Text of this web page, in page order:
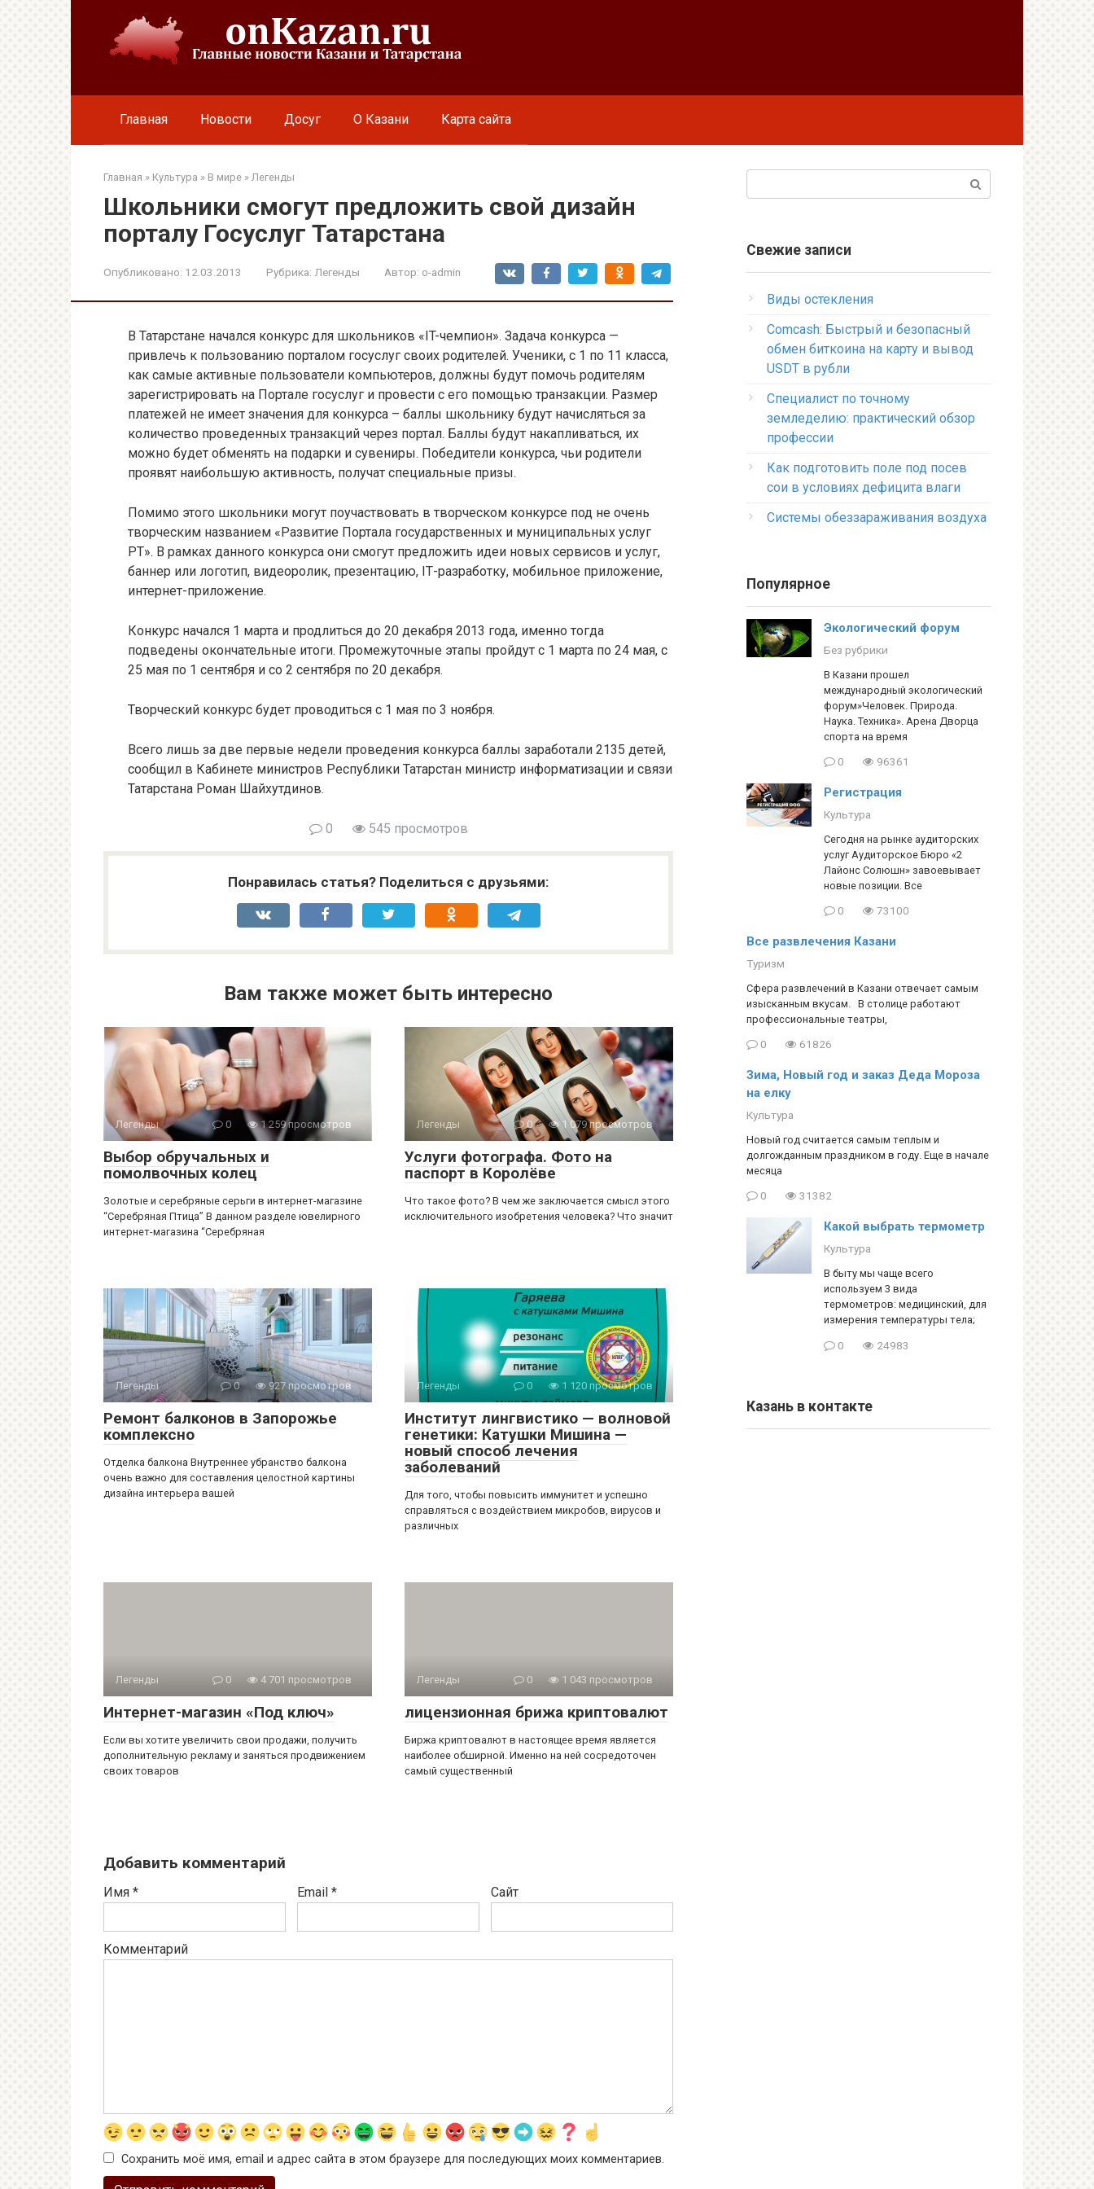
Главная Новости Досуг О Казани Карта сайта
Главная » Культура » В мире » Легенды
Школьники смогут предложить свой дизайн
порталу Госуслуг Татарстана
Опубликовано: 12.03.2013 Рубрика: Легенды Автор: o-admin
В Татарстане начался конкурс для школьников «IT-чемпион». Задача конкурса —
привлечь к пользованию порталом госуслуг своих родителей. Ученики, с 1 по 11 класса,
как самые активные пользователи компьютеров, должны будут помочь родителям
зарегистрировать на Портале госуслуг и провести с его помощью транзакции. Размер
платежей не имеет значения для конкурса – баллы школьнику будут начисляться за
количество проведенных транзакций через портал. Баллы будут накапливаться, их
можно будет обменять на подарки и сувениры. Победители конкурса, чьи родители
проявят наибольшую активность, получат специальные призы.
Помимо этого школьники могут поучаствовать в творческом конкурсе под не очень
творческим названием «Развитие Портала государственных и муниципальных услуг
РТ». В рамках данного конкурса они смогут предложить идеи новых сервисов и услуг,
баннер или логотип, видеоролик, презентацию, IT-разработку, мобильное приложение,
интернет-приложение.
Конкурс начался 1 марта и продлиться до 20 декабря 2013 года, именно тогда
подведены окончательные итоги. Промежуточные этапы пройдут с 1 марта по 24 мая, с
25 мая по 1 сентября и со 2 сентября по 20 декабря.
Творческий конкурс будет проводиться с 1 мая по 3 ноября.
Всего лишь за две первые недели проведения конкурса баллы заработали 2135 детей,
сообщил в Кабинете министров Республики Татарстан министр информатизации и связи
Татарстана Роман Шайхутдинов.
0 545 просмотров
Понравилась статья? Поделиться с друзьями:
Вам также может быть интересно
Легенды 0 1 259 просмотров
Выбор обручальных и
помолвочных колец
Золотые и серебряные серьги в интернет-магазине
“Серебряная Птица” В данном разделе ювелирного
интернет-магазина “Серебряная
Легенды 0 1 079 просмотров
Услуги фотографа. Фото на
паспорт в Королёве
Что такое фото? В чем же заключается смысл этого
исключительного изобретения человека? Что значит
Легенды 0 927 просмотров
Ремонт балконов в Запорожье
комплексно
Отделка балкона Внутреннее убранство балкона
очень важно для составления целостной картины
дизайна интерьера вашей
Легенды 0 1 120 просмотров
Институт лингвистико — волновой
генетики: Катушки Мишина —
новый способ лечения
заболеваний
Для того, чтобы повысить иммунитет и успешно
справляться с воздействием микробов, вирусов и
различных
Легенды 0 4 701 просмотров
Интернет-магазин «Под ключ»
Если вы хотите увеличить свои продажи, получить
дополнительную рекламу и заняться продвижением
своих товаров
Легенды 0 1 043 просмотров
лицензионная брижа криптовалют
Биржа криптовалют в настоящее время является
наиболее обширной. Именно на ней сосредоточен
самый существенный
Добавить комментарий
Имя * Email * Сайт
Комментарий
Сохранить моё имя, email и адрес сайта в этом браузере для последующих моих комментариев.
Свежие записи
Виды остекления
Comcash: Быстрый и безопасный
обмен биткоина на карту и вывод
USDT в рубли
Специалист по точному
земледелию: практический обзор
профессии
Как подготовить поле под посев
сои в условиях дефицита влаги
Системы обеззараживания воздуха
Популярное
Экологический форум
Без рубрики
В Казани прошел
международный экологический
форум»Человек. Природа.
Наука. Техника». Арена Дворца
спорта на время
0 96361
Регистрация
Культура
Сегодня на рынке аудиторских
услуг Аудиторское Бюро «2
Лайонс Солюшн» завоевывает
новые позиции. Все
0 73100
Все развлечения Казани
Туризм
Сфера развлечений в Казани отвечает самым
изысканным вкусам. В столице работают
профессиональные театры,
0 61826
Зима, Новый год и заказ Деда Мороза
на елку
Культура
Новый год считается самым теплым и
долгожданным праздником в году. Еще в начале
месяца
0 31382
Какой выбрать термометр
Культура
В быту мы чаще всего
используем 3 вида
термометров: медицинский, для
измерения температуры тела;
0 24983
Казань в контакте